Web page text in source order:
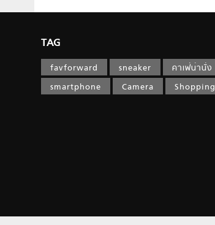
TAG
favforward sneaker
คาเฟ่น่านั่ง
smartphone
Camera Shopping